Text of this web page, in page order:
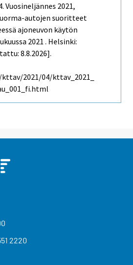
Vuosineljännes 2021,
autojen suoritteet
ajoneuvon käytön
2021 . Helsinki:
8.8.2026].
2021/04/kttav_2021_
2220